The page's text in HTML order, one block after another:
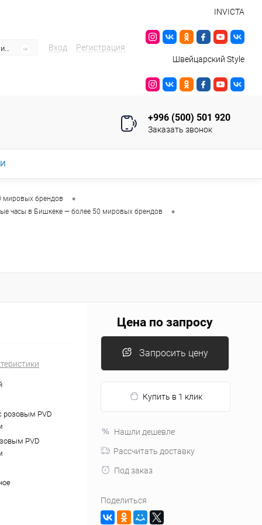
Вход Регистрация
INVICTA
Швейцарский Style
+996 (500) 501 920
Заказать звонок
мировых брендов •
часы в Бишкеке — более 50 мировых брендов •
розовым PVD
PVD
Цена по запросу
Запросить цену
Купить в 1 клик
Нашли дешевле
Рассчитать доставку
Под заказ
Поделиться